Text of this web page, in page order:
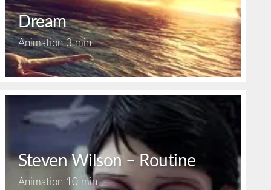
Dream
Animation3 min
Steven Wilson – Routine
Animation 10 min